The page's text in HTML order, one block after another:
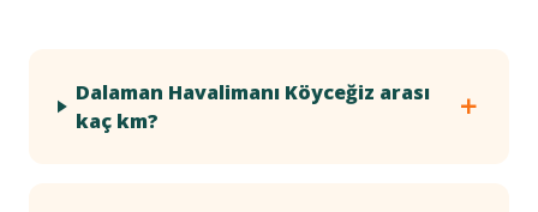
Dalaman Havalimanı Köyceğiz arası
kaç km?